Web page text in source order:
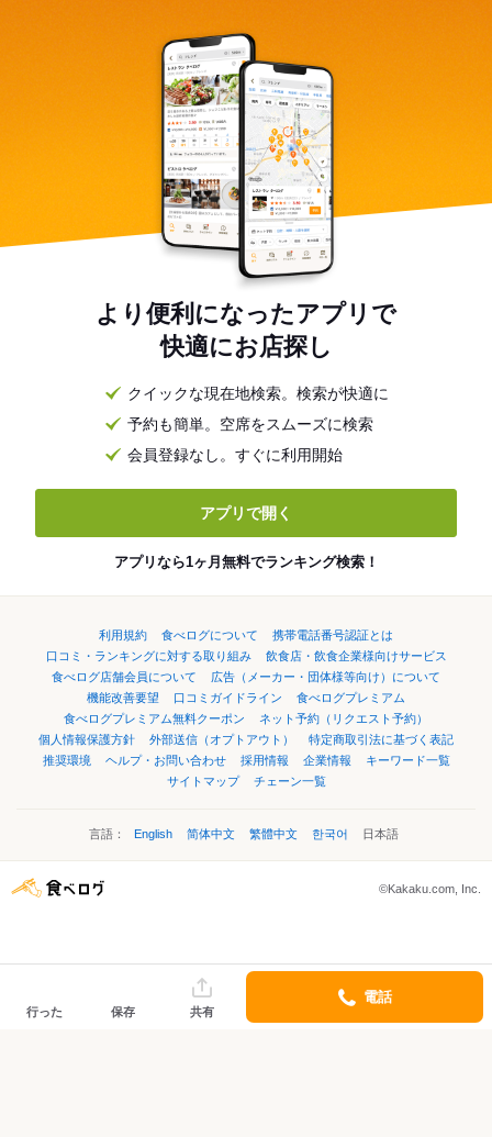
より便利になったアプリで
快適にお店探し
クイックな現在地検索。検索が快適に
予約も簡単。空席をスムーズに検索
会員登録なし。すぐに利用開始
アプリで開く
アプリなら1ヶ月無料でランキング検索！
利用規約 食べログについて
携帯電話番号認証とは
口コミ・ランキングに対する取り組み
飲食店・飲食企業様向けサービス
食べログ店舗会員について
広告（メーカー・団体様等向け）について
機能改善要望
口コミガイドライン
食べログプレミアム
食べログプレミアム無料クーポン
ネット予約（リクエスト予約）
個人情報保護方針
外部送信（オプトアウト）
特定商取引法に基づく表記
推奨環境
ヘルプ・お問い合わせ 採用情報 企業情報
キーワード一覧
サイトマップ
チェーン一覧
言語： English 简体中文 繁體中文 한국어 日本語
©Kakaku.com, Inc.
行った 保存 共有
電話